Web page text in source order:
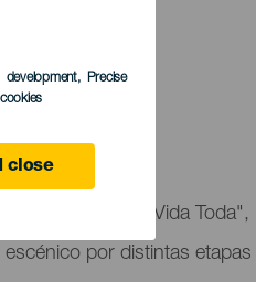
development, Precise
close
acoge "Mi Vida
por distintas etapas